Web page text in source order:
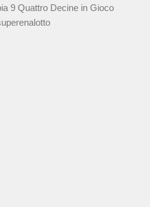
9 Quattro Decine in Gioco